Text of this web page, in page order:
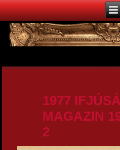
1977
MAGAZIN
2